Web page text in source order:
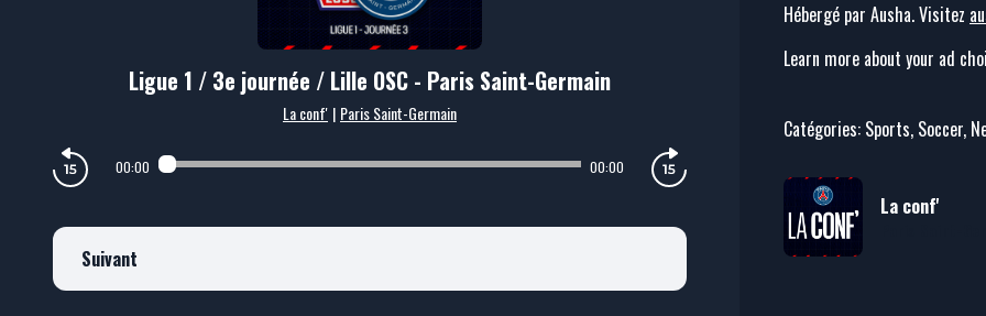
Ligue 1 / 3e journée / Lille OSC - Paris Saint-Germain
La conf' | Paris Saint-Germain
00:00 00:00
Suivant
Hébergé par Ausha. Visitez
Learn more about your ad
Catégories: Sports, Soccer,
La conf'